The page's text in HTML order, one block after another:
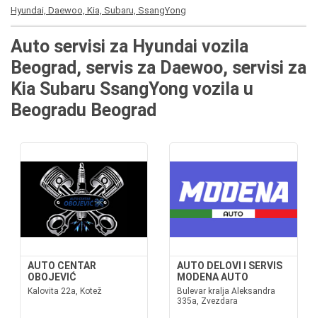
Hyundai, Daewoo, Kia, Subaru, SsangYong
Auto servisi za Hyundai vozila
Beograd, servis za Daewoo, servisi za
Kia Subaru SsangYong vozila u
Beogradu Beograd
AUTO CENTAR
OBOJEVIĆ
Kalovita 22a, Kotež
AUTO DELOVI I SERVIS
MODENA AUTO
Bulevar kralja Aleksandra
335a, Zvezdara